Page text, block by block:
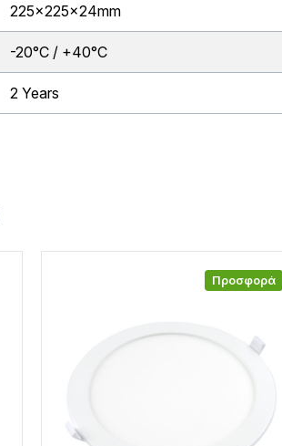
225x225x24mm
-20°C / +40°C
2 Years
Προσφορά